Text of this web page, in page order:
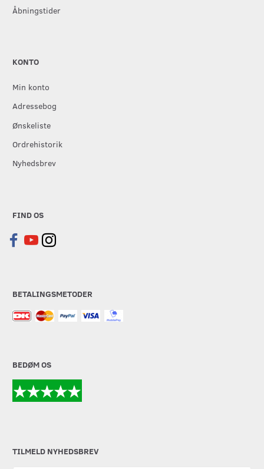
Åbningstider
KONTO
Min konto
Adressebog
Ønskeliste
Ordrehistorik
Nyhedsbrev
FIND OS
BETALINGSMETODER
BEDØM OS
TILMELD NYHEDSBREV